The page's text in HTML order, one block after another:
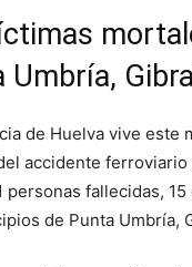
Umbría,
de Huelva vive
accidente ferroviario
personas fallecidas,
de Punta Umbría,